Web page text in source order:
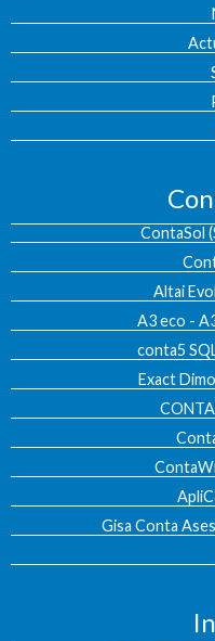
ContaSol
Altai
A3 eco -
conta5
Exact
Gisa Conta